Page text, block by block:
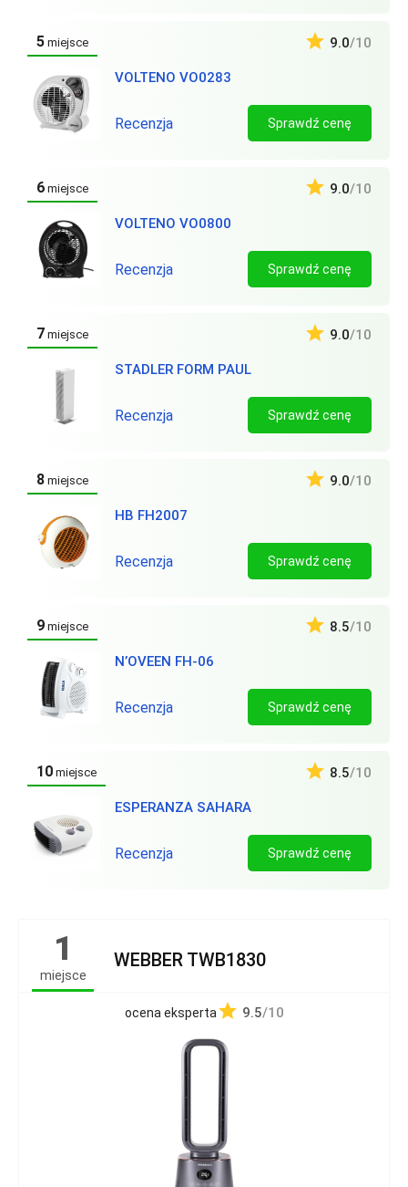
5 miejsce
VOLTENO VO0283
9.0/10
Recenzja Sprawdź cenę
6 miejsce
VOLTENO VO0800
9.0/10
Recenzja Sprawdź cenę
7 miejsce
STADLER FORM PAUL
9.0/10
Recenzja Sprawdź cenę
8 miejsce
HB FH2007
9.0/10
Recenzja Sprawdź cenę
9 miejsce
N’OVEEN FH-06
8.5/10
Recenzja Sprawdź cenę
10 miejsce
ESPERANZA SAHARA
8.5/10
Recenzja Sprawdź cenę
1
miejsce
WEBBER TWB1830
ocena eksperta 9.5/10